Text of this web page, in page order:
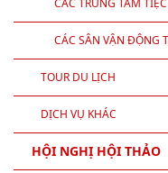
CÁC TRUNG TÂM
CÁC SÂN VẬN ĐỘNG
TOUR DU LỊCH
DỊCH VỤ KHÁC
HỘI NGHỊ HỘI THẢO